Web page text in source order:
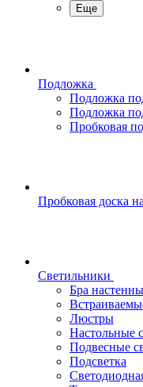
Еще
Подложка
Подложка
Подложка
Пробковая
Пробковая доска
Светильники
Бра
Люстры
Настольные
Подвесные
Подсветка